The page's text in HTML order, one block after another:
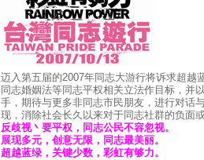
迈入第五届的2007年同志大游行将诉求超越
同志婚姻法等同志平权相关立法作目标，并
手，期待与更多非同志市民朋友，进行对话
现，消除社会长久以来对于同志社群的负面
反歧视丶要平权，同志公民不容忽视。
展现多元，创意无限，同志最美丽。
超越蓝绿，关键少数，彩虹有够力。